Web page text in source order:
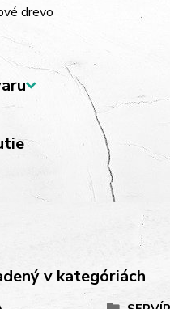
drevo
v kategóriách